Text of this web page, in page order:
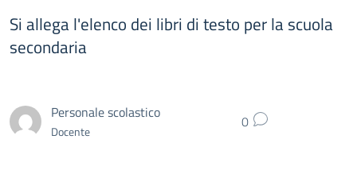
Si allega l'elenco dei libri di testo per la scuola
secondaria
Personale scolastico
Docente 0